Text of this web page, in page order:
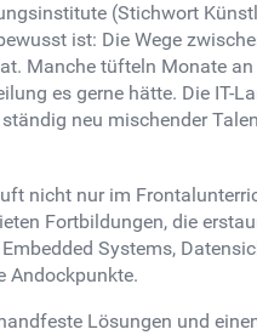
(Stichwort
ist: Die Wege
Manche tüfteln Monate an
es gerne hätte. Die IT-
neu mischender
nicht nur im
Fortbildungen, die
Systems,
Andockpunkte.
Lösungen und